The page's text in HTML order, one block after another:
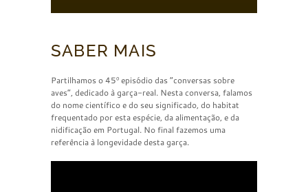
SABER MAIS
Partilhamos o 45º episódio das “conversas sobre
aves”, dedicado à garça-real. Nesta conversa, falamos
do nome científico e do seu significado, do habitat
frequentado por esta espécie, da alimentação, e da
nidificação em Portugal. No final fazemos uma
referência à longevidade desta garça.